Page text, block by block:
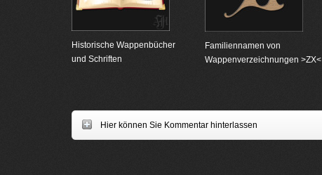
Historische Wappenbücher
und Schriften
Familiennamen von
Wappenverzeichnungen >ZX<
Hier können Sie Kommentar hinterlassen